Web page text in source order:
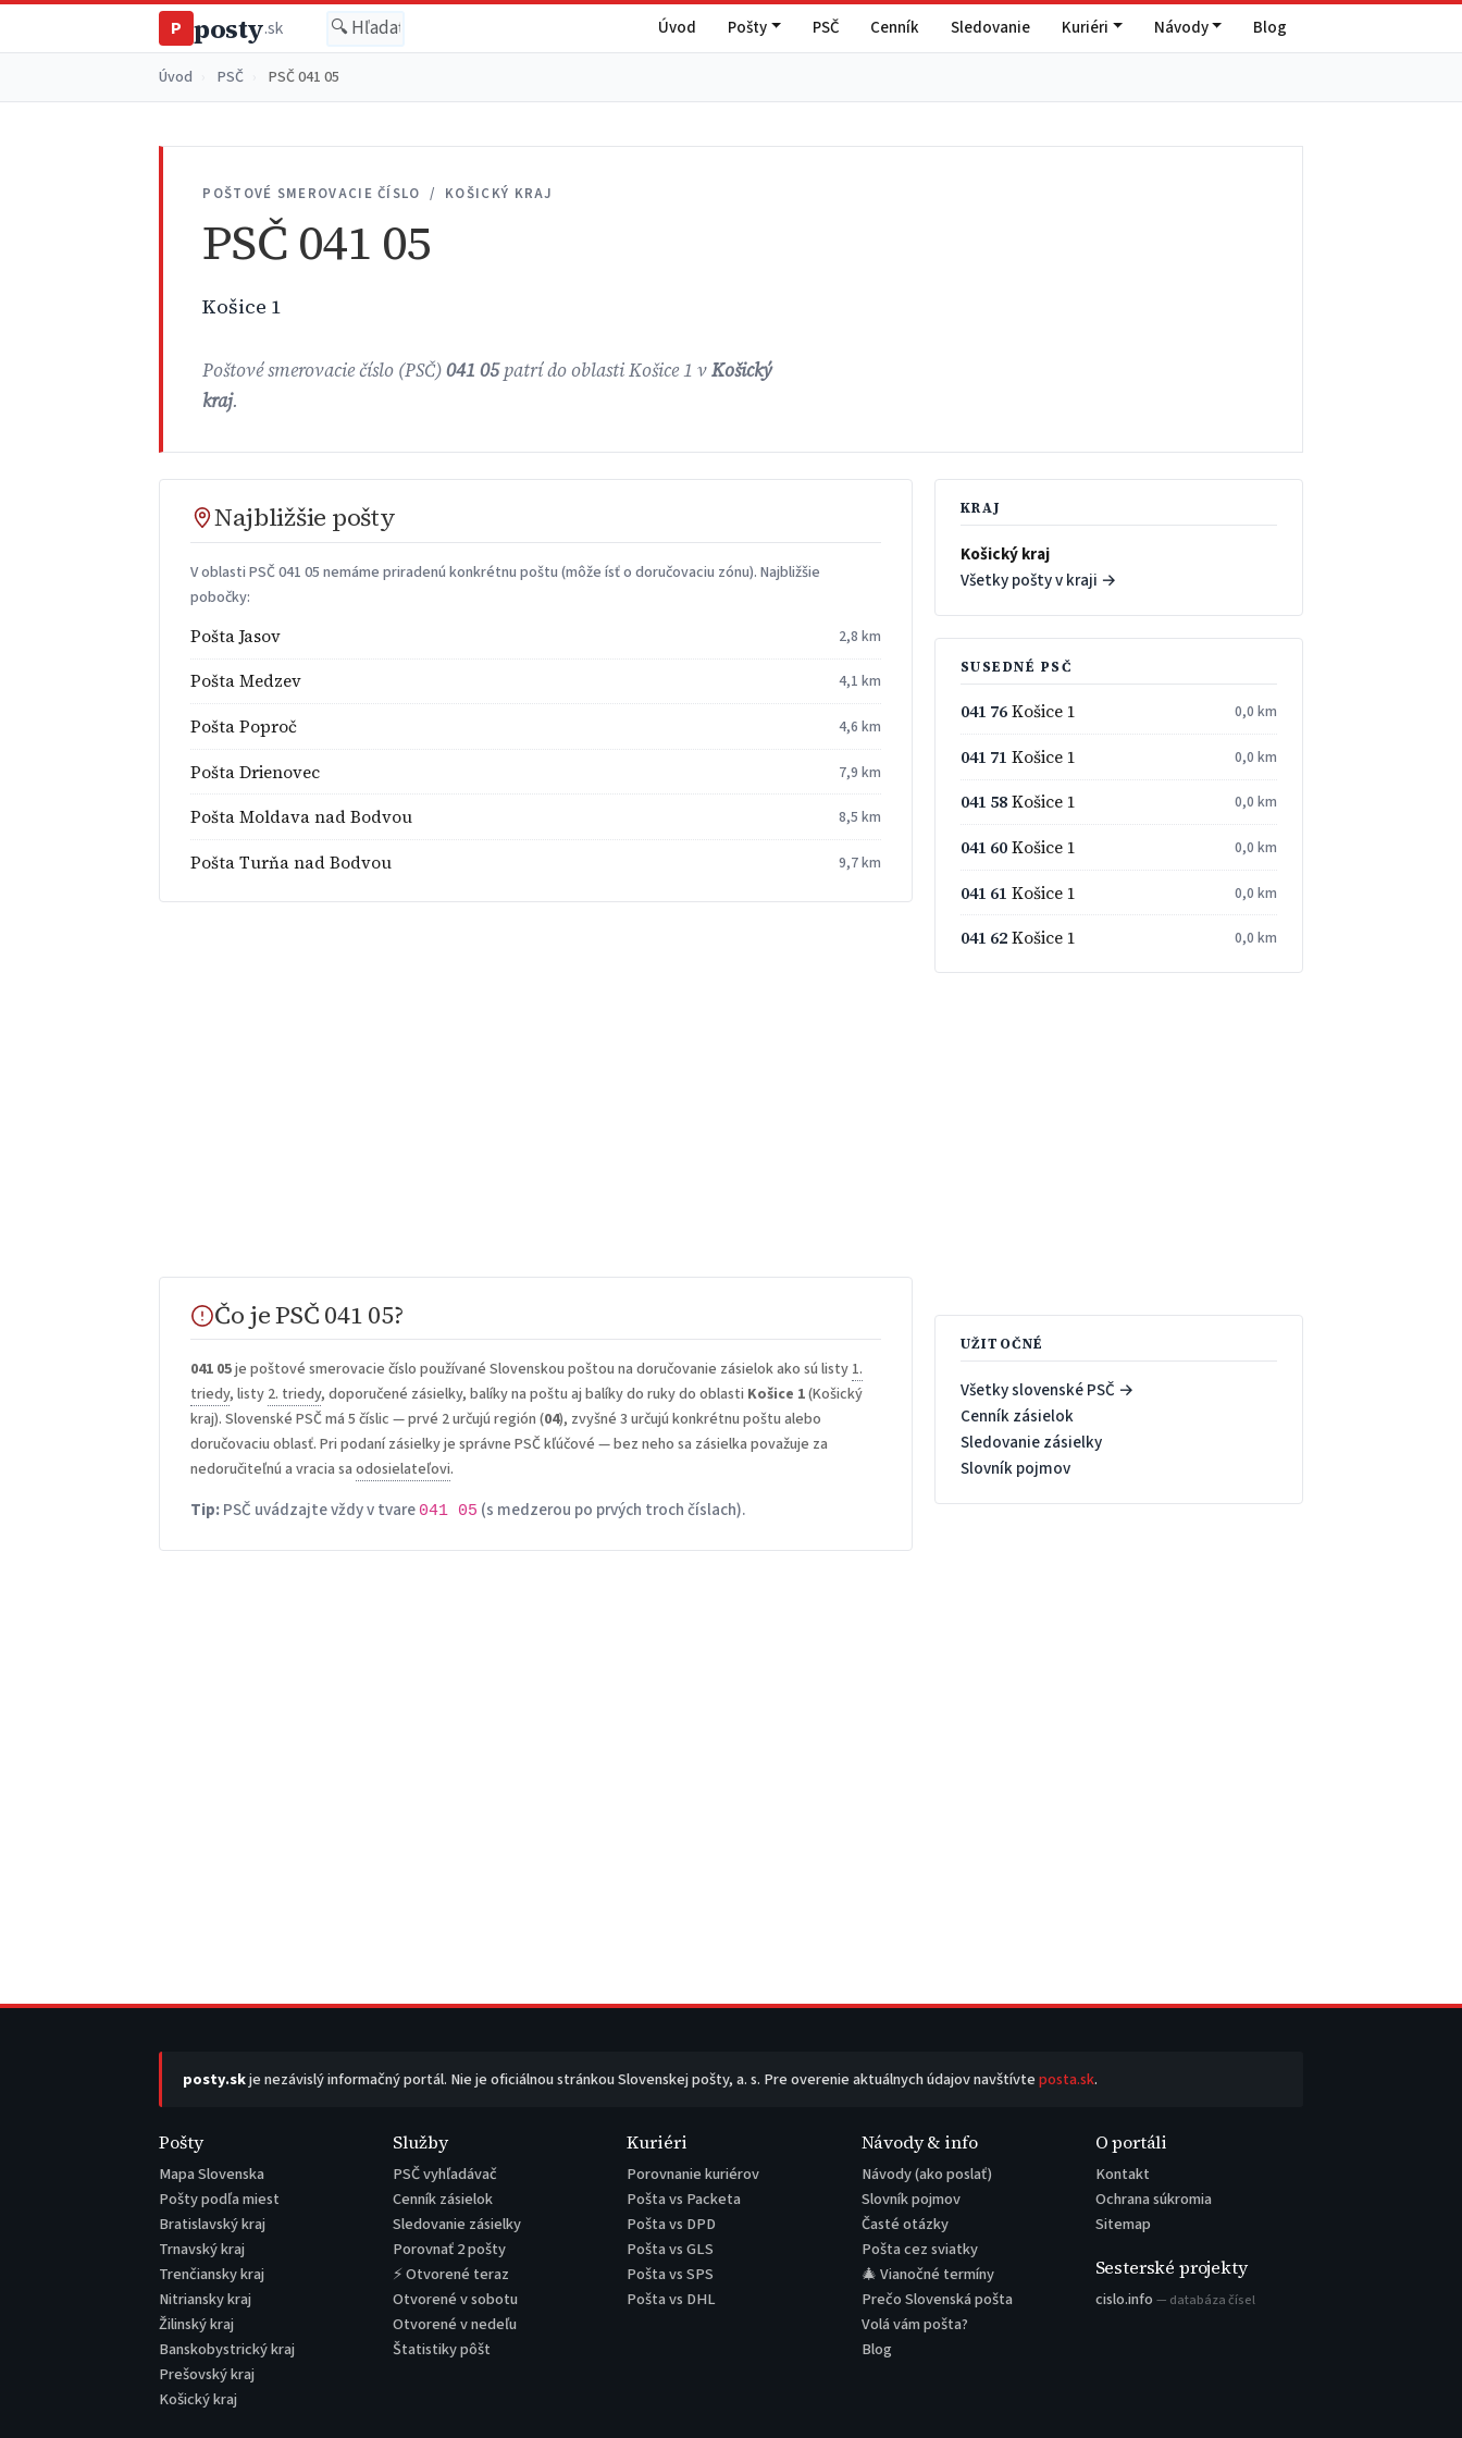
P posty.sk Úvod Pošty PSČ Cenník Sledovanie Kuriéri Návody Blog
Úvod PSČ PSČ 041 05
POŠTOVÉ SMEROVACIE ČÍSLO / KOŠICKÝ KRAJ
PSČ 041 05
Košice 1
Poštové smerovacie číslo (PSČ)041 05patrí do oblasti Košice 1 vKošický
kraj.
Najbližšie pošty
V oblasti PSČ 041 05 nemáme priradenú konkrétnu poštu (môže ísť o doručovaciu zónu). Najbližšie
pobočky:
Pošta Jasov 2,8 km
Pošta Medzev 4,1 km
Pošta Poproč 4,6 km
Pošta Drienovec 7,9 km
Pošta Moldava nad Bodvou 8,5 km
Pošta Turňa nad Bodvou 9,7 km
Čo je PSČ 041 05?
041 05je poštové smerovacie číslo používané Slovenskou poštou na doručovanie zásielok ako sú listy 1.
triedy, listy 2. triedy, doporučené zásielky, balíky na poštu aj balíky do ruky do oblasti Košice 1(Košický
kraj). Slovenské PSČ má 5 číslic — prvé 2 určujú región (04), zvyšné 3 určujú konkrétnu poštu alebo
doručovaciu oblasť. Pri podaní zásielky je správne PSČ kľúčové — bez neho sa zásielka považuje za
nedoručiteľnú a vracia saodosielateľovi.
Tip:PSČ uvádzajte vždy v tvare 041 05 (s medzerou po prvých troch číslach).
KRAJ
Košický kraj
Všetky pošty v kraji →
SUSEDNÉ PSČ
041 76Košice 1 0,0 km
041 71 Košice 1 0,0 km
041 58Košice 1 0,0 km
041 60Košice 1 0,0 km
041 61 Košice 1 0,0 km
041 62Košice 1 0,0 km
UŽITOČNÉ
Všetky slovenské PSČ →
Cenník zásielok
Sledovanie zásielky
Slovník pojmov
posty.skje nezávislý informačný portál. Nie je oficiálnou stránkou Slovenskej pošty, a. s. Pre overenie aktuálnych údajov navštívteposta.sk.
Pošty
Mapa Slovenska
Pošty podľa miest
Bratislavský kraj
Trnavský kraj
Trenčiansky kraj
Nitriansky kraj
Žilinský kraj
Banskobystrický kraj
Prešovský kraj
Košický kraj
Služby
PSČ vyhľadávač
Cenník zásielok
Sledovanie zásielky
Porovnať 2 pošty
⚡ Otvorené teraz
Otvorené v sobotu
Otvorené v nedeľu
Štatistiky pôšt
Kuriéri
Porovnanie kuriérov
Pošta vs Packeta
Pošta vs DPD
Pošta vs GLS
Pošta vs SPS
Pošta vs DHL
Návody & info
Návody (ako poslať)
Slovník pojmov
Časté otázky
Pošta cez sviatky
🎄 Vianočné termíny
Prečo Slovenská pošta
Volá vám pošta?
Blog
O portáli
Kontakt
Ochrana súkromia
Sitemap
Sesterské projekty
cislo.info — databáza čísel